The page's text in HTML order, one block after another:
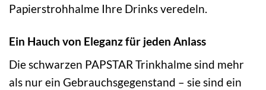
Papierstrohhalme Ihre Drinks veredeln.
Ein Hauch von Eleganz für jeden Anlass
Die schwarzen PAPSTAR Trinkhalme sind mehr
als nur ein Gebrauchsgegenstand – sie sind ein